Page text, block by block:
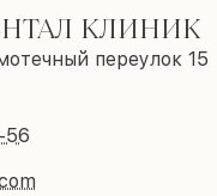
КЛИНИК
переулок 15
56